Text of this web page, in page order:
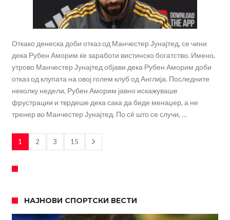
Откако денеска доби отказ од Манчестер Јунајтед, се чини
дека Рубен Аморим ќе заработи вистинско богатство. Имено,
утрово Манчестер Јунајтед објави дека Рубен Аморим доби
отказ од клупата на овој голем клуб од Англија. Последните
неколку недели, Рубен Аморим јавно искажуваше
фрустрации и тврдеше дека сака да биде менаџер, а не
тренер во Манчестер Јунајтед. По сè што се случи, …
1 2 3 15
НАЈНОВИ СПОРТСКИ ВЕСТИ